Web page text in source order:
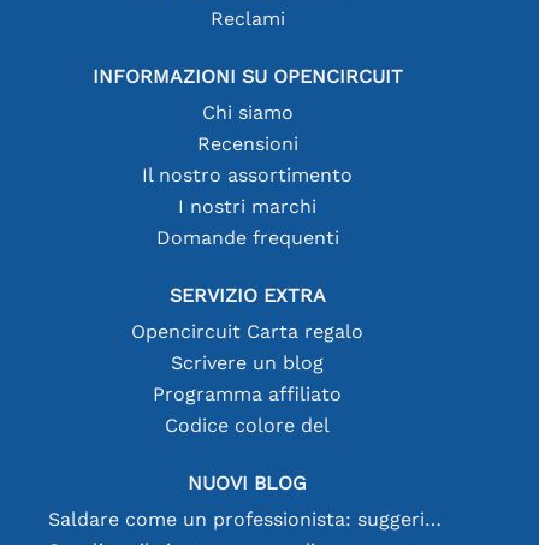
Reclami
INFORMAZIONI SU OPENCIRCUIT
Chi siamo
Recensioni
Il nostro assortimento
I nostri marchi
Domande frequenti
SERVIZIO EXTRA
Opencircuit Carta regalo
Scrivere un blog
Programma affiliato
Codice colore del
NUOVI BLOG
Saldare come un professionista: suggerimenti per connessioni elettroniche perfette